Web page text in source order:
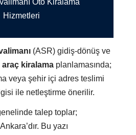
Oto Kiralama
Hizmetleri
(ASR) gidiş-dönüş ve
araç kiralama planlamasında;
veya şehir içi adres teslimi
ile netleştirme önerilir.
talep toplar;
Bu yazı